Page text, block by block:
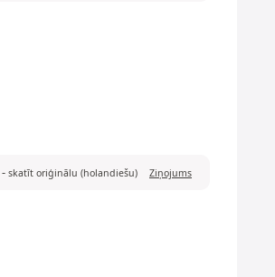
- skatīt oriģinālu (holandiešu) Ziņojums